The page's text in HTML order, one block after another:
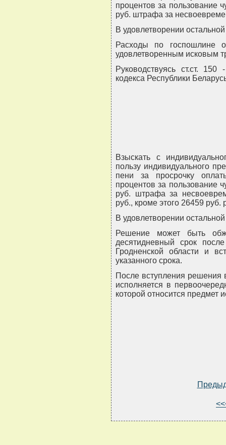
процентов за пользование
руб. штрафа за
В удовлетворении остальной
Расходы по госпошлине
удовлетворенным исковым
Руководствуясь ст.ст. 150
кодекса Республики
Взыскать с
пользу индивидуального
пени за просрочку
процентов за пользование
руб. штрафа за
руб., кроме этого 26459
В удовлетворении остальной
Решение может быть
десятидневный срок
Гродненской области и
указанного срока.
После вступления решения
исполняется в
которой относится предмет